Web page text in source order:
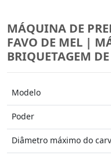
MÁQUINA DE
FAVO DE MEL |
BRIQUETAGEM
Modelo
Poder
Diâmetro máximo do